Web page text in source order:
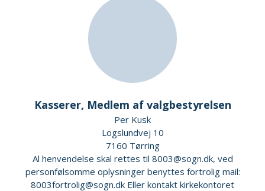
Kasserer, Medlem af valgbestyrelsen
Per Kusk
Logslundvej 10
7160 Tørring
Al henvendelse skal rettes til 8003@sogn.dk, ved
personfølsomme oplysninger benyttes fortrolig mail:
8003fortrolig@sogn.dk Eller kontakt kirkekontoret